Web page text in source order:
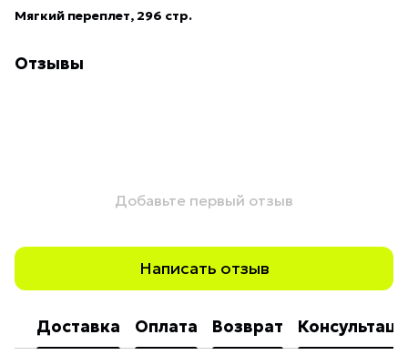
Мягкий переплет, 296 стр.
Отзывы
Добавьте первый отзыв
Написать отзыв
Доставка Оплата Возврат